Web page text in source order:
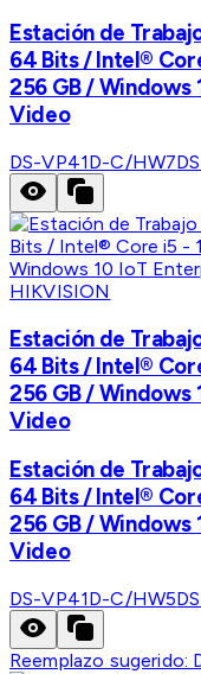
Estación de
64 Bits / Intel®
256 GB / Windows
Video
DS-VP41D-C/HW7
HIKVISION
Estación de
64 Bits / Intel®
256 GB / Windows
Video
Estación de
64 Bits / Intel®
256 GB / Windows
Video
DS-VP41D-C/HW5
Reemplazo sugerido: